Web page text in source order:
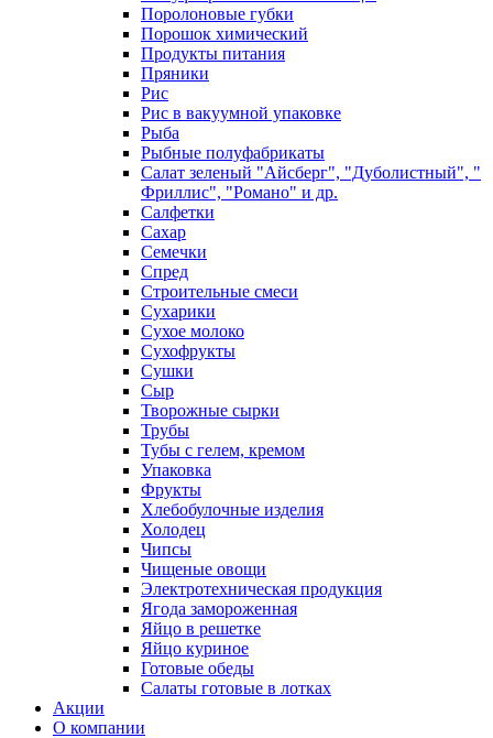
Поролоновые губки
Порошок химический
Продукты питания
Пряники
Рис
Рис в вакуумной упаковке
Рыба
Рыбные полуфабрикаты
Салат зеленый "Айсберг", "Дуболистный", "
Фриллис", "Романо" и др.
Салфетки
Сахар
Семечки
Спред
Строительные смеси
Сухарики
Сухое молоко
Сухофрукты
Сушки
Сыр
Творожные сырки
Трубы
Тубы с гелем, кремом
Упаковка
Фрукты
Хлебобулочные изделия
Холодец
Чипсы
Чищеные овощи
Электротехническая продукция
Ягода замороженная
Яйцо в решетке
Яйцо куриное
Готовые обеды
Салаты готовые в лотках
Акции
О компании